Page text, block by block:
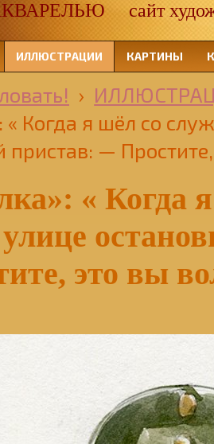
сайт
ИЛЛЮСТРАЦИИ КАРТИНЫ
›
« Когда я шёл со
пристав: —
« Когда
это вы